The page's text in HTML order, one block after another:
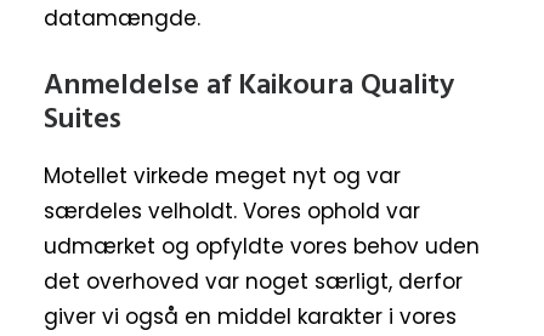
datamængde.
Anmeldelse af Kaikoura Quality
Suites
Motellet virkede meget nyt og var
særdeles velholdt. Vores ophold var
udmærket og opfyldte vores behov uden
det overhoved var noget særligt, derfor
giver vi også en middel karakter i vores